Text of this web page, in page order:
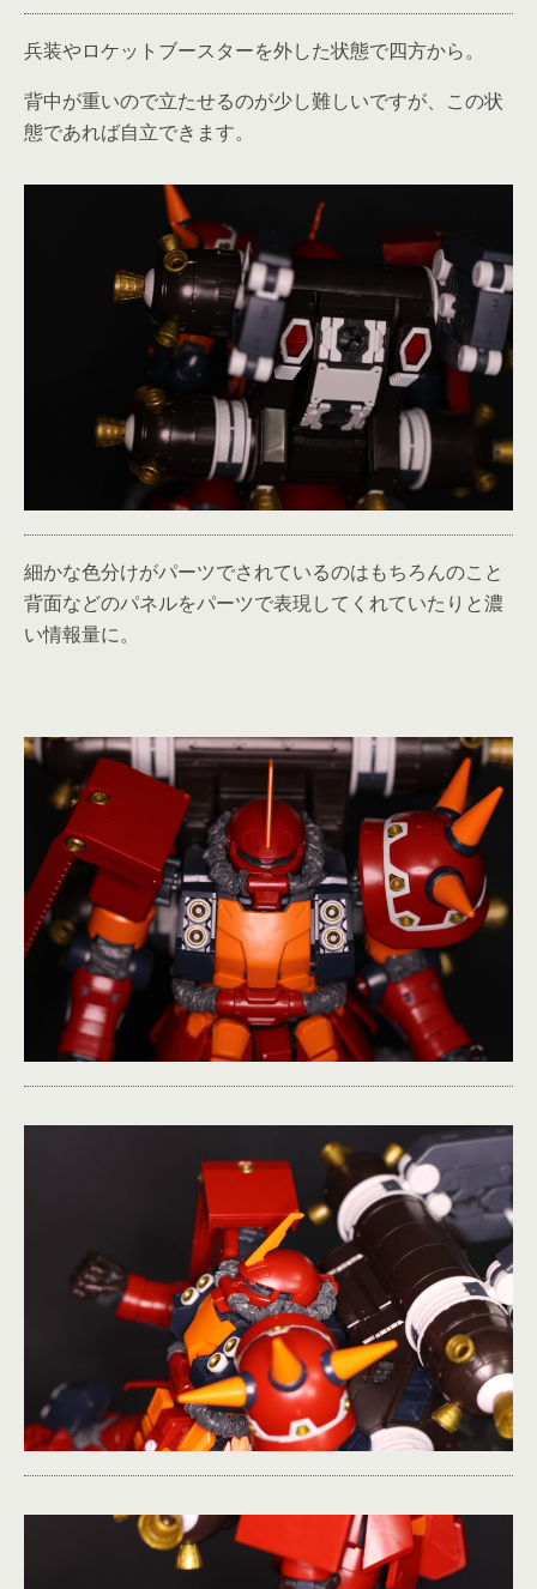
兵装やロケットブースターを外した状態で四方から。
背中が重いので立たせるのが少し難しいですが、この状
態であれば自立できます。
細かな色分けがパーツでされているのはもちろんのこと
背面などのパネルをパーツで表現してくれていたりと濃
い情報量に。